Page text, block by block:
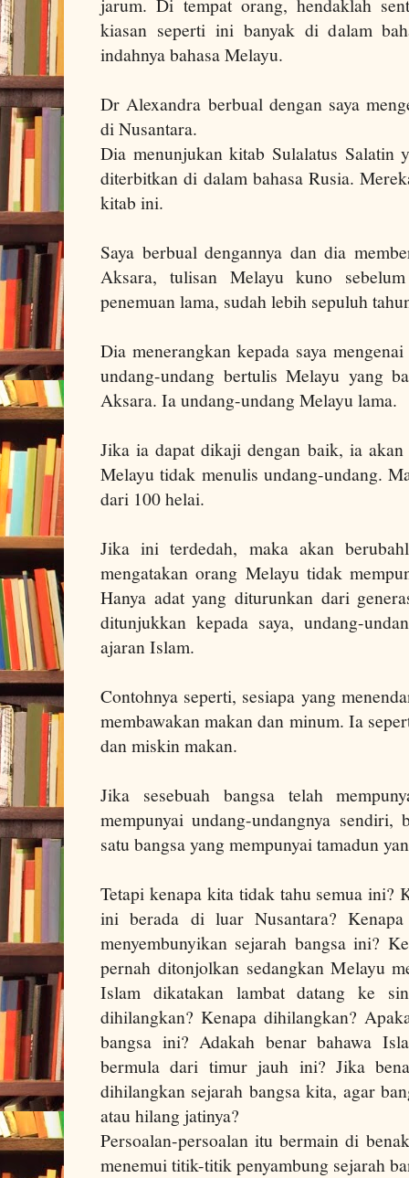
kiasan seperti ini banyak di dalam
indahnya bahasa Melayu.
Dr Alexandra berbual dengan saya
di Nusantara.
Dia menunjukan kitab Sulalatus Salatin
diterbitkan di dalam bahasa Rusia.
kitab ini.
Saya berbual dengannya dan dia
Aksara, tulisan Melayu kuno
penemuan lama, sudah lebih sepuluh
Dia menerangkan kepada saya
undang-undang bertulis Melayu yang
Aksara. Ia undang-undang Melayu lama.
Jika ia dapat dikaji dengan baik, ia akan
Melayu tidak menulis undang-undang.
dari 100 helai.
Jika ini terdedah, maka akan
mengatakan orang Melayu tidak
Hanya adat yang diturunkan dari
ditunjukkan kepada saya, undang-
ajaran Islam.
Contohnya seperti, sesiapa yang
membawakan makan dan minum. Ia
dan miskin makan.
Jika sesebuah bangsa telah
mempunyai undang-undangnya sendiri,
satu bangsa yang mempunyai tamadun
Tetapi kenapa kita tidak tahu semua ini?
ini berada di luar Nusantara?
menyembunyikan sejarah bangsa ini?
pernah ditonjolkan sedangkan Melayu
Islam dikatakan lambat datang ke
dihilangkan? Kenapa dihilangkan?
bangsa ini? Adakah benar bahawa
bermula dari timur jauh ini? Jika
dihilangkan sejarah bangsa kita, agar
atau hilang jatinya?
Persoalan-persoalan itu bermain di
menemui titik-titik penyambung sejarah